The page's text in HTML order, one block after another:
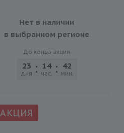
Нет в наличии
в выбранном регионе
До конца акции
23
дня
14
час.
42
мин.
АКЦИЯ